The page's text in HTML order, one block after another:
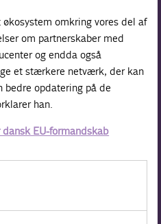
omkring vores del af
om partnerskaber med
og endda også
et stærkere netværk, der kan
bedre opdatering på de
han.
EU-formandskab